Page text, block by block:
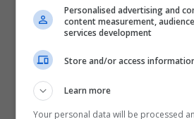
Personalised advertising and
content measurement,
services development
Store and/or access
Learn more
Your personal data will be processed